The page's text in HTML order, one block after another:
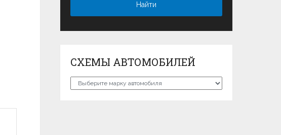
СХЕМЫ АВТОМОБИЛЕЙ
Схемы